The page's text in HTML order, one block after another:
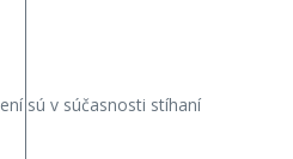
sú v súčasnosti stíhaní